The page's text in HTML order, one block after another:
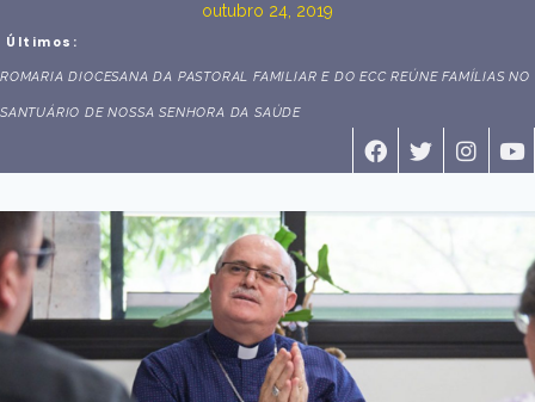
outubro 24, 2019
Últimos:
ROMARIA DIOCESANA DA PASTORAL FAMILIAR E DO ECC REÚNE FAMÍLIAS NO
SANTUÁRIO DE NOSSA SENHORA DA SAÚDE